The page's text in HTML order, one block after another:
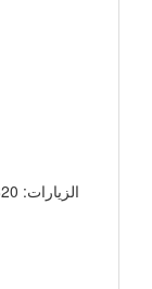
الزيارات: 20820 | التقييم: 0 | المقيّمين: 0 | المدينة